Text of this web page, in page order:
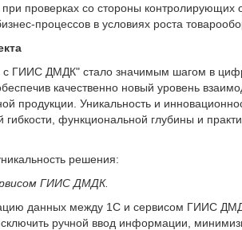
проверках со стороны контролирующих
процессов в условиях роста
с ГИИС ДМДК" стало значимым шагом в
качественно новый уровень
продукции. Уникальность и
гибкости, функциональной глубины и
решения:
ГИИС ДМДК.
данных между 1С и сервисом ГИИС
ручной ввод информации,